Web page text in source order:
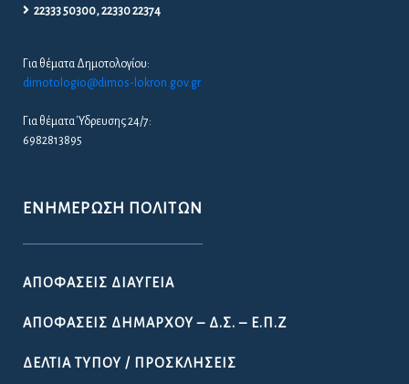
22333 50300, 22330 22374
Για θέματα Δημοτολογίου:
dimotologio@dimos-lokron.gov.gr
Για θέματα Ύδρευσης 24/7:
6982813895
ΕΝΗΜΈΡΩΣΗ ΠΟΛΙΤΏΝ
ΑΠΟΦΆΣΕΙΣ ΔΙΑΎΓΕΙΑ
ΑΠΟΦΆΣΕΙΣ ΔΗΜΆΡΧΟΥ – Δ.Σ. – Ε.Π.Ζ
ΔΕΛΤΊΑ ΤΎΠΟΥ / ΠΡΟΣΚΛΉΣΕΙΣ